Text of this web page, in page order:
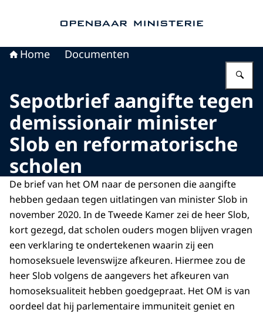
Home Documenten
Sepotbrief aangifte tegen
demissionair minister
Slob en reformatorische
scholen
De brief van het OM naar de personen die aangifte
hebben gedaan tegen uitlatingen van minister Slob in
november 2020. In de Tweede Kamer zei de heer Slob,
kort gezegd, dat scholen ouders mogen blijven vragen
een verklaring te ondertekenen waarin zij een
homoseksuele levenswijze afkeuren. Hiermee zou de
heer Slob volgens de aangevers het afkeuren van
homoseksualiteit hebben goedgepraat. Het OM is van
oordeel dat hij parlementaire immuniteit geniet en